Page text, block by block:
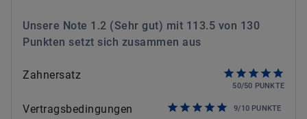
Unsere Note 1.2 (Sehr gut) mit 113.5 von 130
Punkten setzt sich zusammen aus
Zahnersatz
50/50 PUNKTE
Vertragsbedingungen 9/10PUNKTE